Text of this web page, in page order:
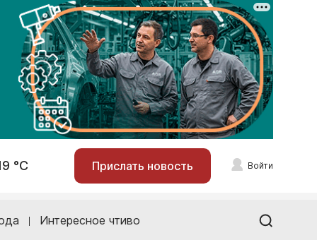
°С Прислать новость Войти
Интересное чтиво